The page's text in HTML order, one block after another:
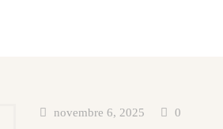
novembre 6, 2025 0